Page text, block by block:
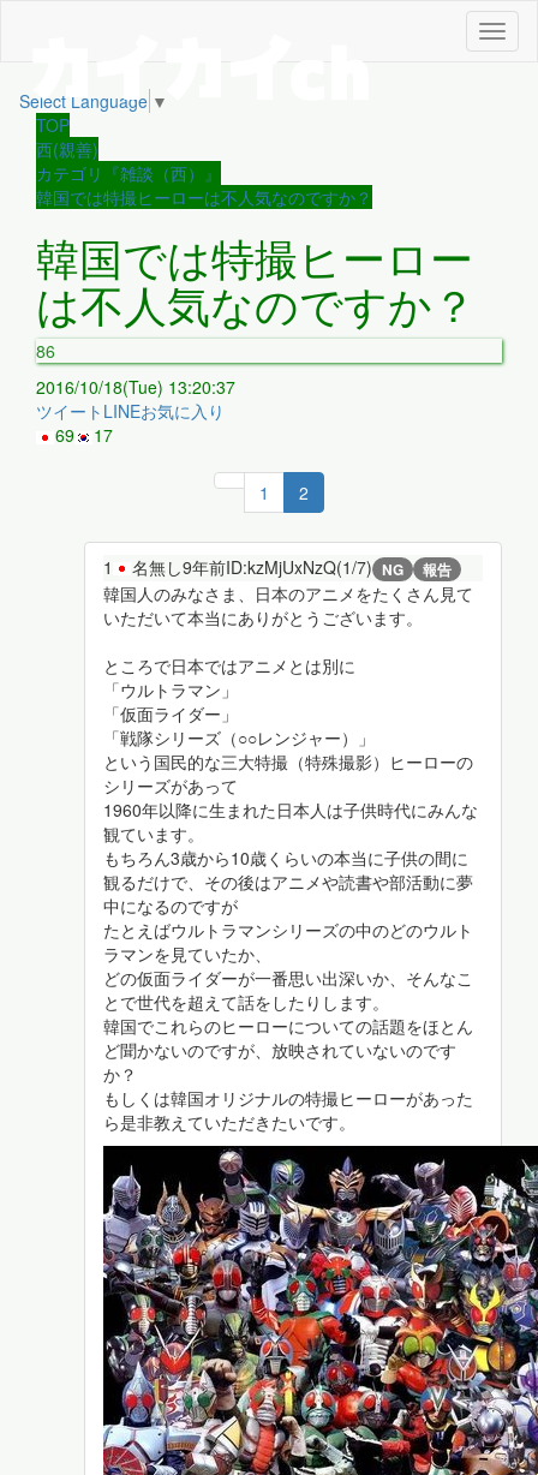
メ
ニ
Select Language ▼
TOP
西(親善)
カテゴリ『雑談（西）』
韓国では特撮ヒーローは不人気なのですか？
韓国では特撮ヒーロー
は不人気なのですか？
86
2016/10/18(Tue) 13:20:37
ツイート LINEお気に入り
69
17
1 2
1 名無し9年前ID:kzMjUxNzQ(1/7) NG 報告
韓国人のみなさま、日本のアニメをたくさん見て
いただいて本当にありがとうございます。
ところで日本ではアニメとは別に
「ウルトラマン」
「仮面ライダー」
「戦隊シリーズ（○○レンジャー）」
という国民的な三大特撮（特殊撮影）ヒーローの
シリーズがあって
1960年以降に生まれた日本人は子供時代にみんな
観ています。
もちろん3歳から10歳くらいの本当に子供の間に
観るだけで、その後はアニメや読書や部活動に夢
中になるのですが
たとえばウルトラマンシリーズの中のどのウルト
ラマンを見ていたか、
どの仮面ライダーが一番思い出深いか、そんなこ
とで世代を超えて話をしたりします。
韓国でこれらのヒーローについての話題をほとん
ど聞かないのですが、放映されていないのです
か？
もしくは韓国オリジナルの特撮ヒーローがあった
ら是非教えていただきたいです。